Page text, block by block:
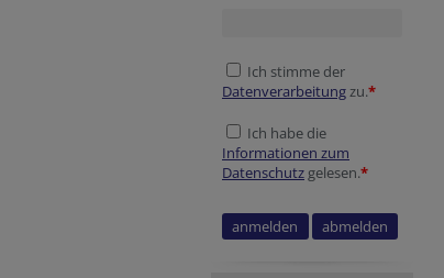
Ich stimme der
Datenverarbeitungzu.*
Ich habe die
Informationen zum
Datenschutz gelesen.*